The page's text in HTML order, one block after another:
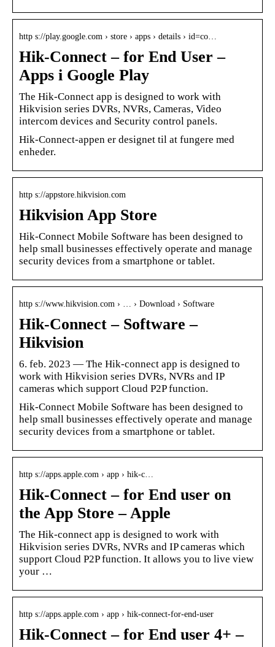
http s://play.google.com › store › apps › details › id=co…
Hik-Connect – for End User –
Apps i Google Play
The Hik-Connect app is designed to work with
Hikvision series DVRs, NVRs, Cameras, Video
intercom devices and Security control panels.
Hik-Connect-appen er designet til at fungere med
enheder.
http s://appstore.hikvision.com
Hikvision App Store
Hik-Connect Mobile Software has been designed to
help small businesses effectively operate and manage
security devices from a smartphone or tablet.
http s://www.hikvision.com › … › Download › Software
Hik-Connect – Software –
Hikvision
6. feb. 2023 — The Hik-connect app is designed to
work with Hikvision series DVRs, NVRs and IP
cameras which support Cloud P2P function.
Hik-Connect Mobile Software has been designed to
help small businesses effectively operate and manage
security devices from a smartphone or tablet.
http s://apps.apple.com › app › hik-c…
Hik-Connect – for End user on
the App Store – Apple
The Hik-connect app is designed to work with
Hikvision series DVRs, NVRs and IP cameras which
support Cloud P2P function. It allows you to live view
your …
http s://apps.apple.com › app › hik-connect-for-end-user
Hik-Connect – for End user 4+ –